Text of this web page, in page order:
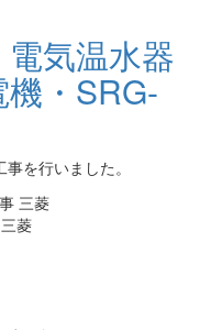
気温水器
・SRG-
を行いました。
菱